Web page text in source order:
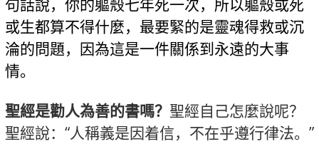
句話說，你的軀殼七年死一次，所以軀殼或死
或生都算不得什麼，最要緊的是靈魂得救或沉
淪的問題，因為這是一件關係到永遠的大事
情。
聖經是勸人為善的書嗎？ 聖經自己怎麼說呢？
聖經說：“人稱義是因着信，不在乎遵行律法。”